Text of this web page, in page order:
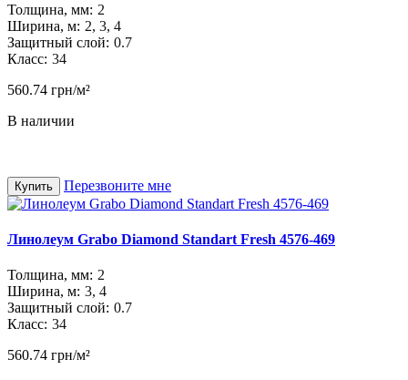
Толщина, мм: 2
Ширина, м: 2, 3, 4
Защитный слой: 0.7
Класс: 34
560.74 грн/м²
В наличии
Купить Перезвоните мне
Линолеум Grabo Diamond Standart Fresh 4576-469
Толщина, мм: 2
Ширина, м: 3, 4
Защитный слой: 0.7
Класс: 34
560.74 грн/м²